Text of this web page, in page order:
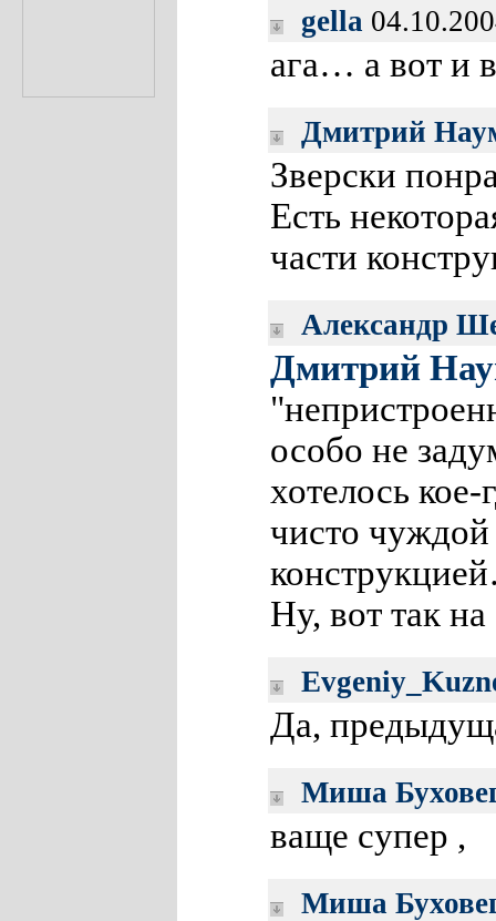
gella
ага… а вот и
Дмитрий
Зверски
Есть
части
Александр
Дмитрий
особо не
хотелось
чисто чуждой
Ну, вот так
Да,
Миша
ваще супер ,
Миша